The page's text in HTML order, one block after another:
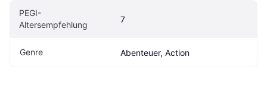
PEGI-
Altersempfehlung
7
Genre Abenteuer, Action